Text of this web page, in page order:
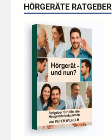
HÖRGERÄTE RATGEBER